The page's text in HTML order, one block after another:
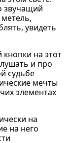
звучащий
увидеть
на этот
и про
судьбе
мечты
элементах
на
на него